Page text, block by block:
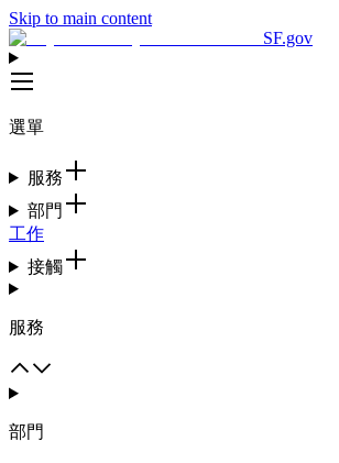
Skip to main content
SF.gov
選單
服務
部門
工作
接觸
服務
部門